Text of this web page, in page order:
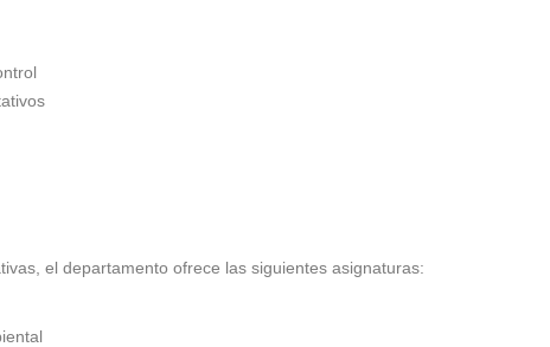
el departamento ofrece las siguientes asignaturas: